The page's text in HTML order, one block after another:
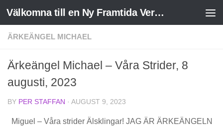
Skip to content Välkomna till en Ny Framtida Verklighet
ÄRKEÄNGEL MICHAEL
Ärkeängel Michael – Våra Strider, 8
augusti, 2023
BY PER STAFFAN · AUGUST 9, 2023
Miguel – Våra strider Älsklingar! JAG ÄR ÄRKEÄNGELN